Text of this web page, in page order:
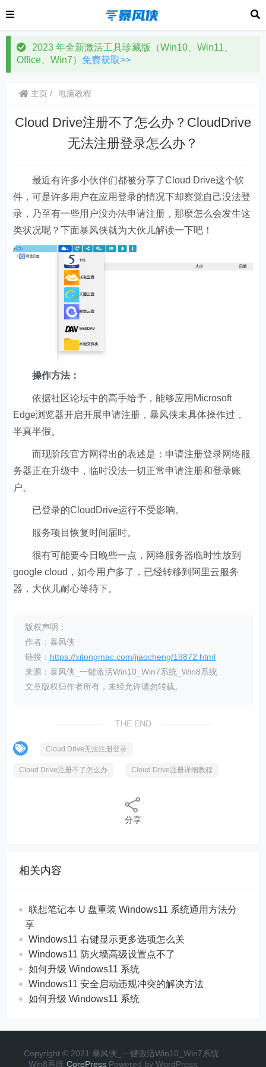
2023 年全新激活工具珍藏版（Win10、Win11、
Office、Win7） 免费获取>>
主页 电脑教程
Cloud Drive注册不了怎么办？CloudDrive
无法注册登录怎么办？
最近有许多小伙伴们都被分享了Cloud Drive这个软
件，可是许多用户在应用登录的情况下却察觉自己没法登
录，乃至有一些用户没办法申请注册，那麼怎么会发生这
类状况呢？下面暴风侠就为大伙儿解读一下吧！
操作方法：
依据社区论坛中的高手给予，能够应用Microsoft
Edge浏览器开启开展申请注册，暴风侠未具体操作过，
半真半假。
而现阶段官方网得出的表述是：申请注册登录网络服
务器正在升级中，临时没法一切正常申请注册和登录账
户。
已登录的CloudDrive运行不受影响。
服务项目恢复时间届时。
很有可能要今日晚些一点，网络服务器临时性放到
google cloud，如今用户多了，已经转移到阿里云服务
器，大伙儿耐心等待下。
版权声明：
作者：暴风侠
链接： https://xitongmac.com/jiaocheng/19872.html
来源：暴风侠_一键激活Win10_Win7系统_Win8系统
文章版权归作者所有，未经允许请勿转载。
THE END
Cloud Drive无法注册登录
Cloud Drive注册不了怎么办 Cloud Drive注册详细教程
分享
相关内容
联想笔记本 U 盘重装 Windows11 系统通用方法分
享
Windows11 右键显示更多选项怎么关
Windows11 防火墙高级设置点不了
如何升级 Windows11 系统
Windows11 安全启动违规冲突的解决方法
如何升级 Windows11 系统
Copyright © 2021 暴风侠_一键激活Win10_Win7系统
_Win8系统 CorePress Powered by WordPress